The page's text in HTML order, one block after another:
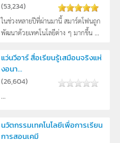
(53,234)
ในช่วงหลายปีที่ผ่านมานี้ สมาร์ตโฟนถูก
พัฒนาด้วยเทคโนโลยีต่าง ๆ มากขึ้น ...
แว่นวีอาร์ สื่อเรียนรู้เสมือนจริงแห่
งอนา...
(26,604)
...
นวัตกรรมเทคโนโลยีเพื่อการเรียน
การสอนเคมี